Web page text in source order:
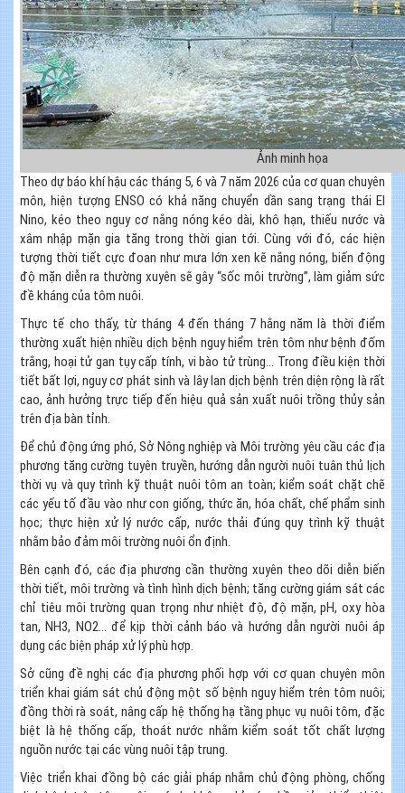
Ảnh minh họa
Theo dự báo khí hậu các tháng 5, 6 và 7 năm 2026 của cơ quan chuyên
môn, hiện tượng ENSO có khả năng chuyển dần sang trạng thái El
Nino, kéo theo nguy cơ nắng nóng kéo dài, khô hạn, thiếu nước và
xâm nhập mặn gia tăng trong thời gian tới. Cùng với đó, các hiện
tượng thời tiết cực đoan như mưa lớn xen kẽ nắng nóng, biến động
độ mặn diễn ra thường xuyên sẽ gây “sốc môi trường”, làm giảm sức
đề kháng của tôm nuôi.
Thực tế cho thấy, từ tháng 4 đến tháng 7 hằng năm là thời điểm
thường xuất hiện nhiều dịch bệnh nguy hiểm trên tôm như bệnh đốm
trắng, hoại tử gan tụy cấp tính, vi bào tử trùng… Trong điều kiện thời
tiết bất lợi, nguy cơ phát sinh và lây lan dịch bệnh trên diện rộng là rất
cao, ảnh hưởng trực tiếp đến hiệu quả sản xuất nuôi trồng thủy sản
trên địa bàn tỉnh.
Để chủ động ứng phó, Sở Nông nghiệp và Môi trường yêu cầu các địa
phương tăng cường tuyên truyền, hướng dẫn người nuôi tuân thủ lịch
thời vụ và quy trình kỹ thuật nuôi tôm an toàn; kiểm soát chặt chẽ
các yếu tố đầu vào như con giống, thức ăn, hóa chất, chế phẩm sinh
học; thực hiện xử lý nước cấp, nước thải đúng quy trình kỹ thuật
nhằm bảo đảm môi trường nuôi ổn định.
Bên cạnh đó, các địa phương cần thường xuyên theo dõi diễn biến
thời tiết, môi trường và tình hình dịch bệnh; tăng cường giám sát các
chỉ tiêu môi trường quan trọng như nhiệt độ, độ mặn, pH, oxy hòa
tan, NH3, NO2… để kịp thời cảnh báo và hướng dẫn người nuôi áp
dụng các biện pháp xử lý phù hợp.
Sở cũng đề nghị các địa phương phối hợp với cơ quan chuyên môn
triển khai giám sát chủ động một số bệnh nguy hiểm trên tôm nuôi;
đồng thời rà soát, nâng cấp hệ thống hạ tầng phục vụ nuôi tôm, đặc
biệt là hệ thống cấp, thoát nước nhằm kiểm soát tốt chất lượng
nguồn nước tại các vùng nuôi tập trung.
Việc triển khai đồng bộ các giải pháp nhằm chủ động phòng, chống